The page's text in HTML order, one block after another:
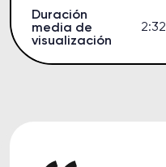
Duración
media de
visualización
2:32